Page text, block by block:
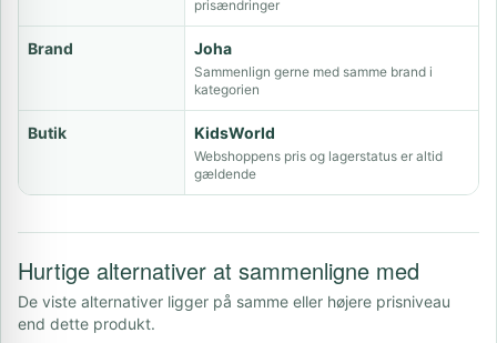
prisændringer
Brand Joha
Sammenlign gerne med samme brand i
kategorien
Butik KidsWorld
Webshoppens pris og lagerstatus er altid
gældende
Hurtige alternativer at sammenligne med
De viste alternativer ligger på samme eller højere prisniveau
end dette produkt.